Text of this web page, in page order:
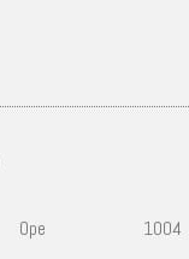
Ope 1004